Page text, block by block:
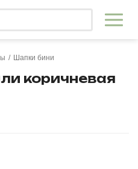
/ Шапки бини
коричневая